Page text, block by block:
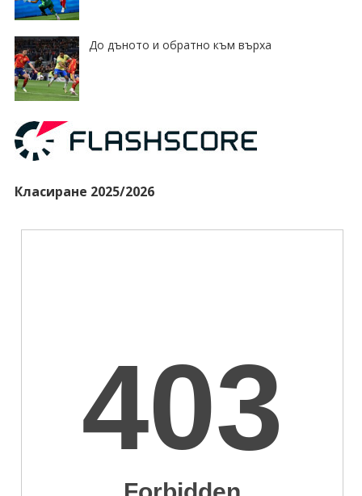
До дъното и обратно към върха
Класиране 2025/2026